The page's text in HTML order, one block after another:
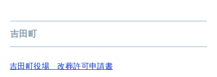
吉田町
吉田町役場 改葬許可申請書